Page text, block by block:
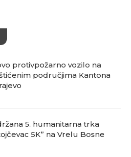
protivpožarno vozilo na
područjima Kantona
5. humanitarna trka
5K” na Vrelu Bosne